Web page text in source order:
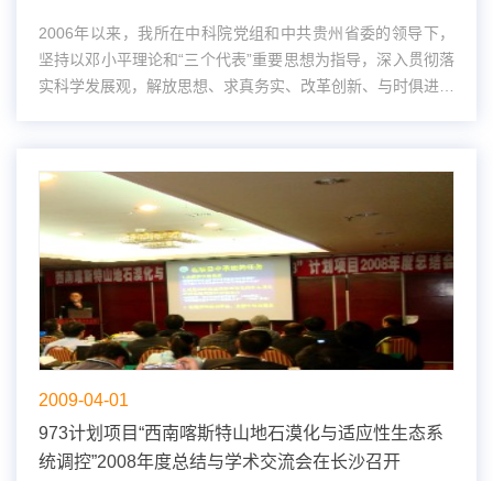
2006年以来，我所在中科院党组和中共贵州省委的领导下，
坚持以邓小平理论和“三个代表”重要思想为指导，深入贯彻落
实科学发展观，解放思想、求真务实、改革创新、与时俱进，
2009-04-01
973计划项目“西南喀斯特山地石漠化与适应性生态系
统调控”2008年度总结与学术交流会在长沙召开